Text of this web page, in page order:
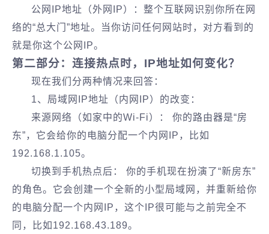
公网IP地址（外网IP）：整个互联网识别你所在网
络的“总大门”地址。当你访问任何网站时，对方看到的
就是你这个公网IP。
第二部分：连接热点时，IP地址如何变化？
现在我们分两种情况来回答：
1、局域网IP地址（内网IP）的改变：
来源网络（如家中的Wi-Fi）： 你的路由器是“房
东”，它会给你的电脑分配一个内网IP，比如
192.168.1.105。
切换到手机热点后： 你的手机现在扮演了“新房东”
的角色。它会创建一个全新的小型局域网，并重新给你
的电脑分配一个内网IP，这个IP很可能与之前完全不
同，比如192.168.43.189。